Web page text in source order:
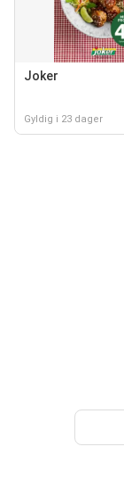
Joker
Gyldig i 23 dager